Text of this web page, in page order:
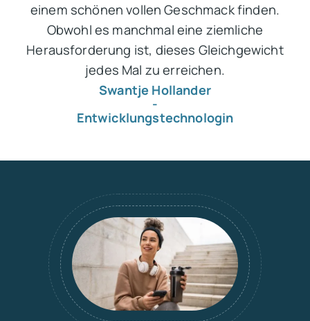
einem schönen vollen Geschmack finden.
Obwohl es manchmal eine ziemliche
Herausforderung ist, dieses Gleichgewicht
jedes Mal zu erreichen.
Swantje Hollander
-
Entwicklungstechnologin